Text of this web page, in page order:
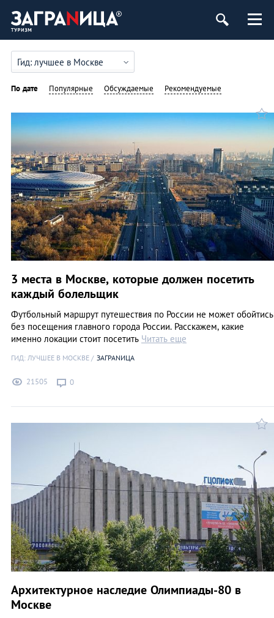
Гид: лучшее в Москве
По дате Популярные Обсуждаемые Рекомендуемые
3 места в Москве, которые должен посетить
каждый болельщик
Футбольный маршрут путешествия по России не может обойтись
без посещения главного города России. Расскажем, какие
именно локации стоит посетить Читать еще
ГИД: ЛУЧШЕЕ В МОСКВЕ ЗАГРАNИЦА
21505 0
Архитектурное наследие Олимпиады-80 в
Москве